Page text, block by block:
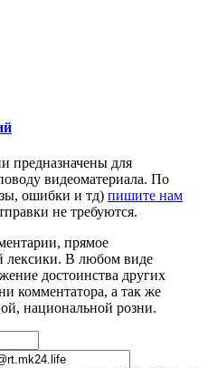
предназначены для
видеоматериала. По
ошибки и тд) пишите нам
не требуются.
, прямое
лексики. В любом виде
достоинства других
комментатора, а так же
национальной розни.